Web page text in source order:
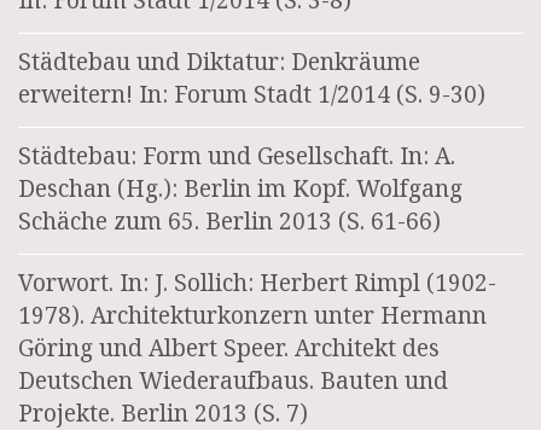
Städtebau und Diktatur: Denkräume
erweitern! In: Forum Stadt 1/2014 (S. 9-30)
Städtebau: Form und Gesellschaft. In: A.
Deschan (Hg.): Berlin im Kopf. Wolfgang
Schäche zum 65. Berlin 2013 (S. 61-66)
Vorwort. In: J. Sollich: Herbert Rimpl (1902-
1978). Architekturkonzern unter Hermann
Göring und Albert Speer. Architekt des
Deutschen Wiederaufbaus. Bauten und
Projekte. Berlin 2013 (S. 7)